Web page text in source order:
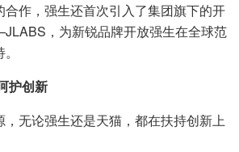
作，强生还首次引入了集团旗下的开
，为新锐品牌开放强生在全球范
护创新
无论强生还是天猫，都在扶持创新上